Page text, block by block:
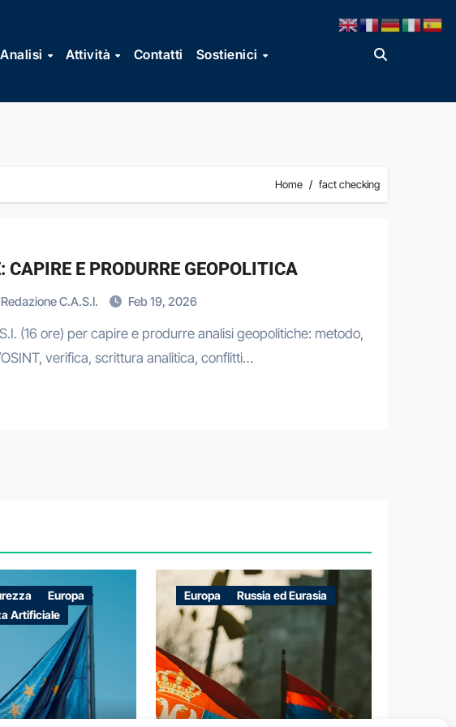
Analisi Attività Contatti Sostienici
Home fact checking
CAPIRE E PRODURRE GEOPOLITICA
Redazione C.A.S.I. Feb 19, 2026
(16 ore) per capire e produrre analisi geopolitiche: metodo,
verifica, scrittura analitica, conflitti…
Europa
Artificiale
Europa Russia ed Eurasia